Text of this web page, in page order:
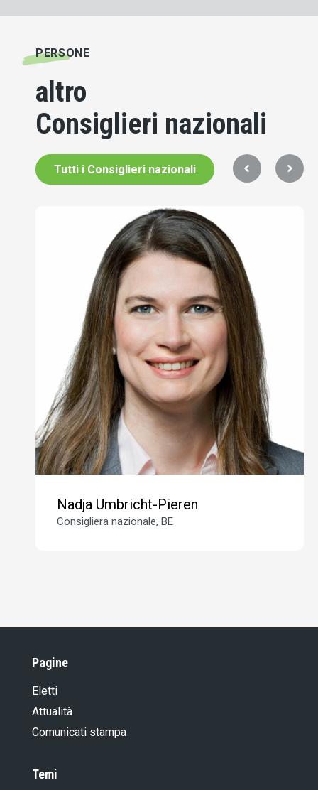
PERSONE
altro
Consiglieri nazionali
Tutti i Consiglieri nazionali
Nadja Umbricht-Pieren
Consigliera nazionale, BE
Pagine
Eletti
Attualità
Comunicati stampa
Temi